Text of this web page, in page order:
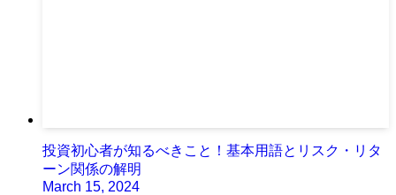
投資初心者が知るべきこと！基本用語とリスク・リタ
ーン関係の解明
March 15, 2024